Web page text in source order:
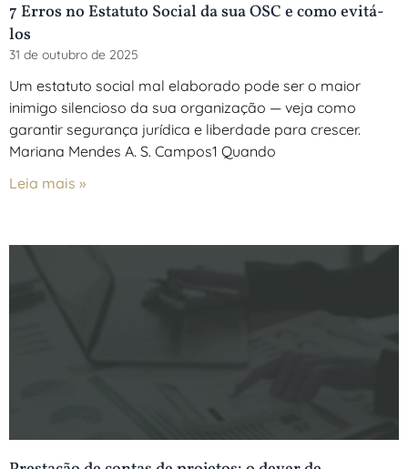
7 Erros no Estatuto Social da sua OSC e como evitá-
los
31 de outubro de 2025
Um estatuto social mal elaborado pode ser o maior
inimigo silencioso da sua organização — veja como
garantir segurança jurídica e liberdade para crescer.
Mariana Mendes A. S. Campos1 Quando
Leia mais »